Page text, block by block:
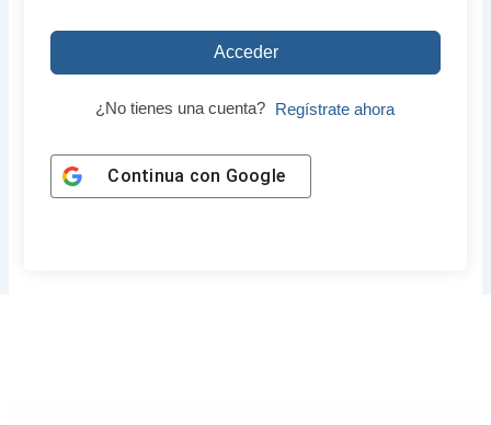
Acceder
¿No tienes una cuenta? Regístrate ahora
Continua con Google